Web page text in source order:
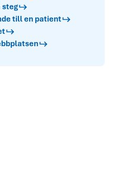
steg
till en patient